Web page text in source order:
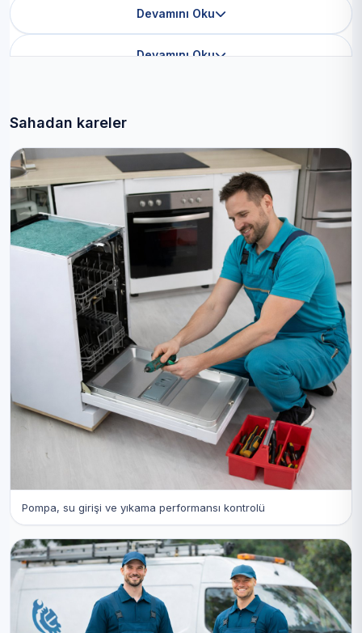
Devamını Oku
Devamını Oku
Sahadan kareler
Pompa, su girişi ve yıkama performansı kontrolü